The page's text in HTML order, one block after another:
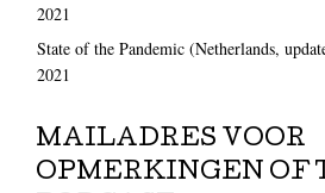
2021
State of the Pandemic (Netherlands,
2021
MAILADRES VOOR
OPMERKINGEN OF